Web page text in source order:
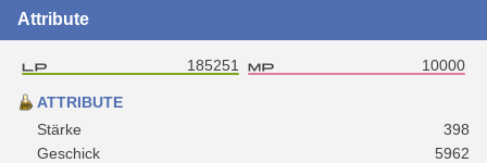
Attribute
185251 10000
ATTRIBUTE
Stärke
398
Geschick
5962